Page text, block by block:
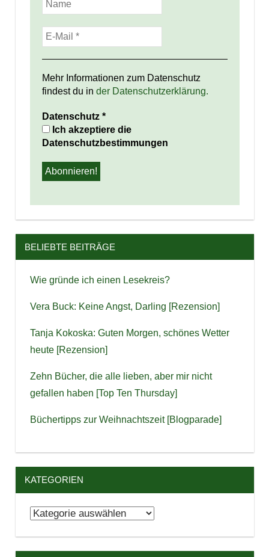
Mehr Informationen zum Datenschutz
findest du in der Datenschutzerklärung.
Datenschutz *
Ich akzeptiere die
Datenschutzbestimmungen
BELIEBTE BEITRÄGE
Wie gründe ich einen Lesekreis?
Vera Buck: Keine Angst, Darling [Rezension]
Tanja Kokoska: Guten Morgen, schönes Wetter
heute [Rezension]
Zehn Bücher, die alle lieben, aber mir nicht
gefallen haben [Top Ten Thursday]
Büchertipps zur Weihnachtszeit [Blogparade]
KATEGORIEN
Kategorien